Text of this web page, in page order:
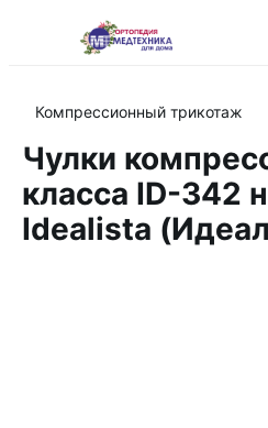
Компрессионный трикотаж
Чулки
класса ID-342
Idealista